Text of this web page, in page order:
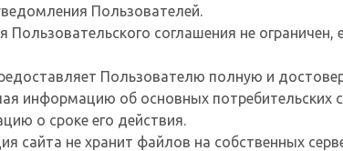
Пользователей.
Пользовательского соглашения не ограничен,
Пользователю полную и
информацию об основных потребительских
о сроке его действия.
сайта не хранит файлов на собственных